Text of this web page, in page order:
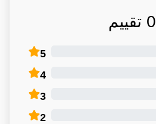
0 تقييم
5
4
3
2